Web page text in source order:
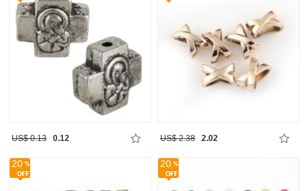
US$ 0.13 0.12 US$ 2.38 2.02
20 20